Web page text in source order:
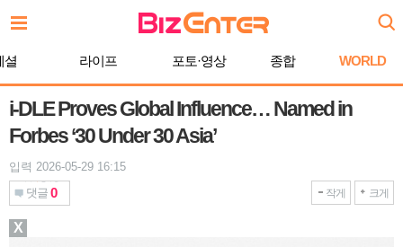
문
로
기
셜 라이프 포토·영상 종합 WORLD
i-DLE Proves Global Influence… Named in
Forbes ‘30 Under 30 Asia’
입력 2026-05-29 16:15
댓글 0 작게 크게
X